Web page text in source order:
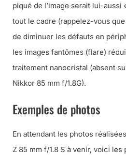
piqué de l’image serait lui-
tout le cadre (rappelez-vous
de diminuer les défauts en
les images fantômes (flare)
traitement nanocristal (absent
Nikkor 85 mm f/1.8G).
Exemples de photos
En attendant les photos
Z 85 mm f/1.8 S à venir, voici